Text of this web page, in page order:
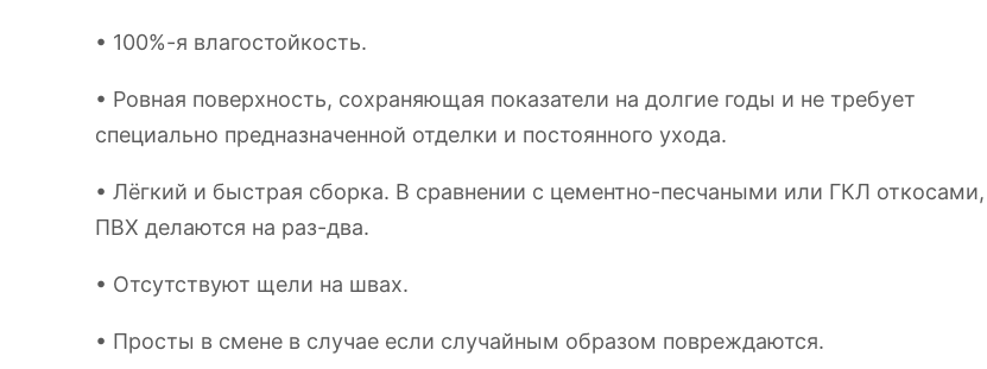
• 100%-я влагостойкость.
• Ровная поверхность, сохраняющая показатели на долгие годы и не требует
специально предназначенной отделки и постоянного ухода.
• Лёгкий и быстрая сборка. В сравнении с цементно-песчаными или ГКЛ откосами,
ПВХ делаются на раз-два.
• Отсутствуют щели на швах.
• Просты в смене в случае если случайным образом повреждаются.